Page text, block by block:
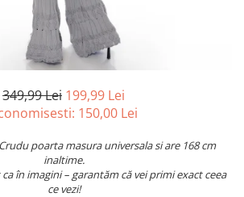
349,99 Lei 199,99 Lei
150,00 Lei
poarta masura universala si are 168 cm
inaltime.
în imagini – garantăm că vei primi exact ceea
ce vezi!